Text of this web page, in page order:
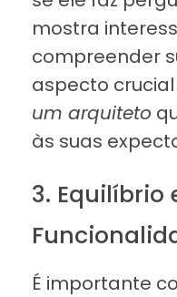
mostra
compreender
aspecto
um arquiteto
às suas
3. Equilíbrio
É importante